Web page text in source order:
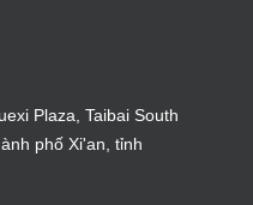
Plaza, Taibai South
phố Xi'an, tỉnh